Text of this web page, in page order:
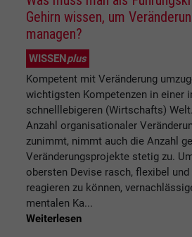
Gehirn wissen, um
managen?
WISSENplus
Kompetent mit Veränderung
wichtigsten Kompetenzen in einer
schnelllebigeren (Wirtschafts)
Anzahl organisationaler
zunimmt, nimmt auch die Anzahl
Veränderungsprojekte stetig zu.
obersten Devise rasch, flexibel und
reagieren zu können,
mentalen Ka...
Weiterlesen